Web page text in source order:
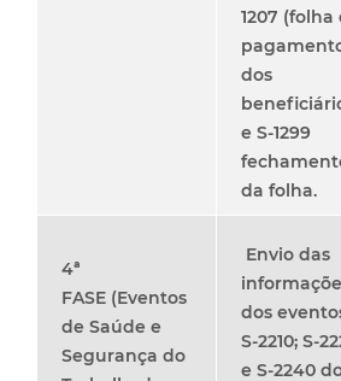
1207 (folha
dos
e S-1299
da folha.
4ª
FASE (Eventos
de Saúde e
Segurança do
Envio das
dos
S-2210; S-
e S-2240